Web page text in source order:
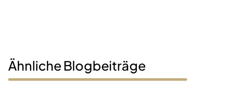
Ähnliche Blogbeiträge